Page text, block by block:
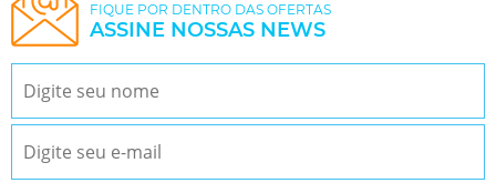
FIQUE POR DENTRO DAS OFERTAS
ASSINE NOSSAS NEWS